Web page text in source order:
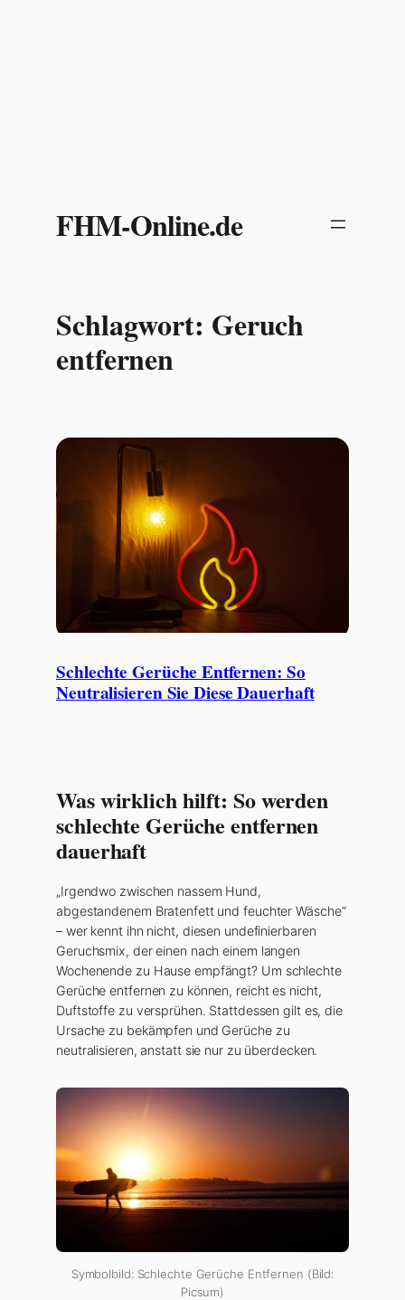
springenFHM-Online.de
Schlagwort: Geruch
entfernen
Schlechte Gerüche Entfernen: So
Neutralisieren Sie Diese Dauerhaft
Was wirklich hilft: So werden
schlechte Gerüche entfernen
dauerhaft
„Irgendwo zwischen nassem Hund,
abgestandenem Bratenfett und feuchter Wäsche“
– wer kennt ihn nicht, diesen undefinierbaren
Geruchsmix, der einen nach einem langen
Wochenende zu Hause empfängt? Um schlechte
Gerüche entfernen zu können, reicht es nicht,
Duftstoffe zu versprühen. Stattdessen gilt es, die
Ursache zu bekämpfen und Gerüche zu
neutralisieren, anstatt sie nur zu überdecken.
Symbolbild: Schlechte Gerüche Entfernen (Bild:
Picsum)